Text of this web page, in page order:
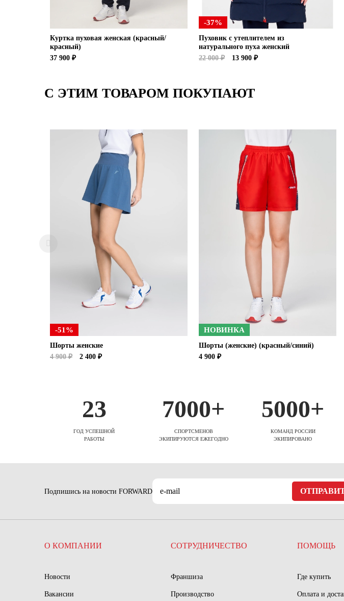
Куртка пуховая женская (красный/
красный)
37 900 ₽
-37%
Пуховик с утеплителем из
натурального пуха женский
22 000 ₽
13 900 ₽
С ЭТИМ ТОВАРОМ ПОКУПАЮТ
-51%
Шорты женские
4 900 ₽
2 400 ₽
НОВИНКА
Шорты (женские) (красный/синий)
4 900 ₽
23
ГОД УСПЕШНОЙ
РАБОТЫ
7000+
СПОРТСМЕНОВ
ЭКИПИРУЮТСЯ ЕЖЕГОДНО
5000+
КОМАНД РОССИИ
ЭКИПИРОВАНО
Подпишись на новости FORWARD
О КОМПАНИИ
Новости
Вакансии
СОТРУДНИЧЕСТВО
Франшиза
Производство
ПОМОЩЬ
Где купить
Оплата и